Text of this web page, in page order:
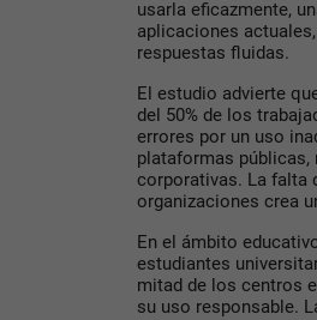
usarla eficazmente,
aplicaciones
respuestas fluidas.
El estudio advierte
del 50% de los
errores por un uso
plataformas
corporativas. La falta
organizaciones crea
En el ámbito
estudiantes
mitad de los centros
su uso responsable.